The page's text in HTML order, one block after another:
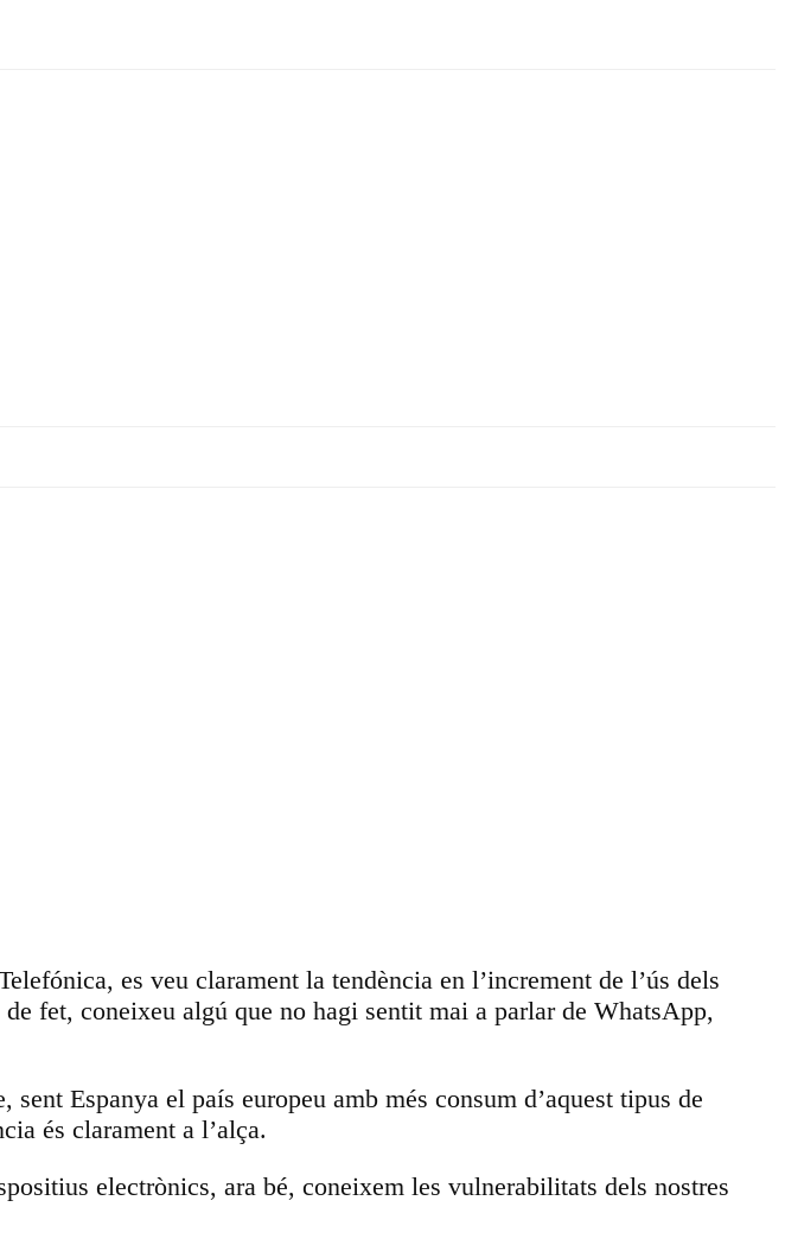
es veu clarament la tendència en l’increment de l’ús dels
fet, coneixeu algú que no hagi sentit mai a parlar de WhatsApp,
Espanya el país europeu amb més consum d’aquest tipus de
és clarament a l’alça.
electrònics, ara bé, coneixem les vulnerabilitats dels nostres